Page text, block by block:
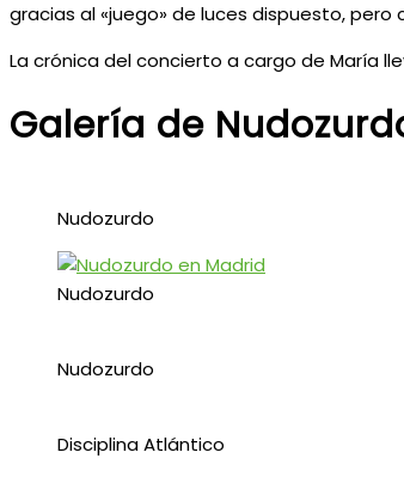
gracias al «juego» de luces dispuesto,
La crónica del concierto a cargo de María
Galería de
Nudozurdo
Nudozurdo
Nudozurdo
Disciplina Atlántico